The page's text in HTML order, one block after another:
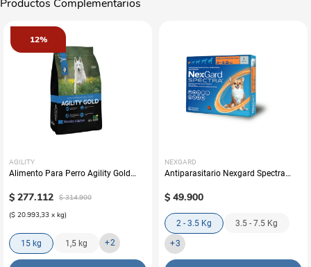
Productos Complementarios
12%
AGILITY
Alimento Para Perro Agility Gold
$ 277.112 $ 314.900
($ 20.993,33 x kg)
15 kg 1,5 kg +2
NEXGARD
Antiparasitario Nexgard Spectra
$ 49.900
2 - 3.5 Kg 3.5 - 7.5 Kg
+3